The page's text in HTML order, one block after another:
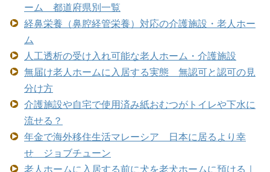
ーム 都道府県別一覧
経鼻栄養（鼻腔経管栄養）対応の介護施設・老人ホー
ム
人工透析の受け入れ可能な老人ホーム・介護施設
無届け老人ホームに入居する実態 無認可と認可の見
分け方
介護施設や自宅で使用済み紙おむつがトイレや下水に
流せる？
年金で海外移住生活マレーシア 日本に居るより幸
せ ジョブチューン
老人ホームに入居する前に犬を老犬ホームに預ける｜